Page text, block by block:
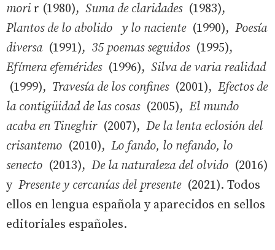
mori r (1980), Suma de claridades(1983),
Plantos de lo abolido
y lo naciente(1990), Poesía
diversa(1991), 35 poemas seguidos(1995),
Efímera efemérides(1996), Silva de varia realidad
(1999), Travesía de los confines(2001), Efectos de
la contigüidad de las cosas(2005), El mundo
acaba en Tineghir(2007), De la lenta eclosión del
crisantemo (2010), Lo fando, lo nefando, lo
senecto (2013), De la naturaleza del olvido (2016)
y Presente y cercanías del presente(2021). Todos
ellos en lengua española y aparecidos en sellos
editoriales españoles.